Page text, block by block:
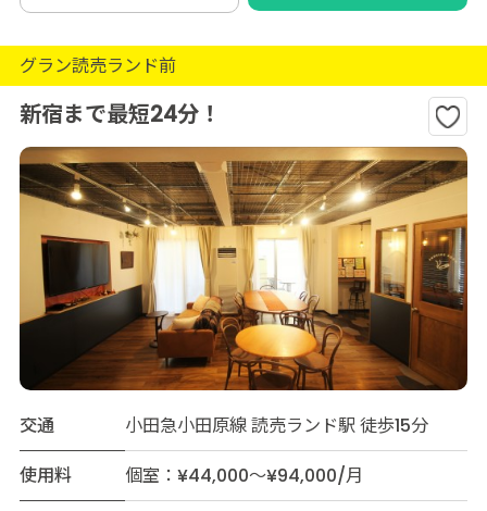
グラン読売ランド前
新宿まで最短24分！
交通
小田急小田原線 読売ランド駅 徒歩15分
使用料
個室：¥44,000～¥94,000/月